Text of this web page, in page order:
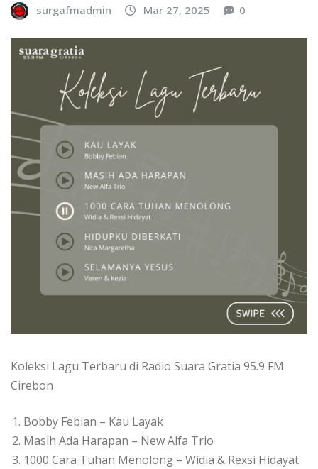
surgafmadmin Mar 27, 2025 0
Koleksi Lagu Terbaru di Radio Suara Gratia 95.9 FM
Cirebon
Bobby Febian – Kau Layak
Masih Ada Harapan – New Alfa Trio
1000 Cara Tuhan Menolong – Widia & Rexsi Hidayat